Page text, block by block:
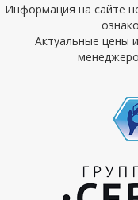
Информация на сайте
Актуальные цены